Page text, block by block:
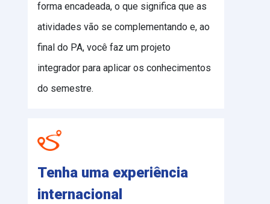
forma encadeada, o que significa que as
atividades vão se complementando e, ao
final do PA, você faz um projeto
integrador para aplicar os conhecimentos
do semestre.
Tenha uma experiência
internacional